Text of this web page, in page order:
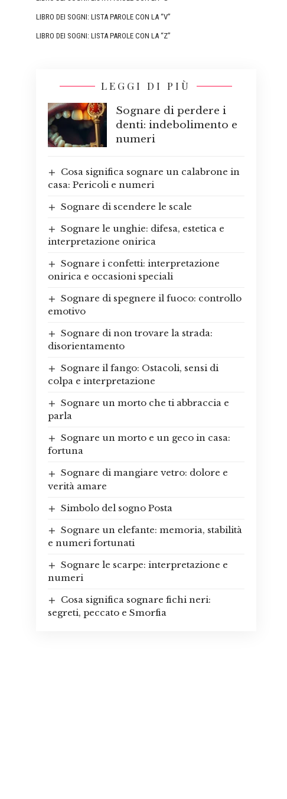
LIBRO DEI SOGNI: LISTA PAROLE CON LA “V”
LIBRO DEI SOGNI: LISTA PAROLE CON LA “Z”
LEGGI DI PIÙ
Sognare di perdere i
denti: indebolimento e
numeri
Cosa significa sognare un calabrone in
casa: Pericoli e numeri
Sognare di scendere le scale
Sognare le unghie: difesa, estetica e
interpretazione onirica
Sognare i confetti: interpretazione
onirica e occasioni speciali
Sognare di spegnere il fuoco: controllo
emotivo
Sognare di non trovare la strada:
disorientamento
Sognare il fango: Ostacoli, sensi di
colpa e interpretazione
Sognare un morto che ti abbraccia e
parla
Sognare un morto e un geco in casa:
fortuna
Sognare di mangiare vetro: dolore e
verità amare
Simbolo del sogno Posta
Sognare un elefante: memoria, stabilità
e numeri fortunati
Sognare le scarpe: interpretazione e
numeri
Cosa significa sognare fichi neri:
segreti, peccato e Smorfia